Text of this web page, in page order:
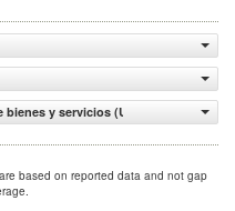
bienes y servicios (US$ a precios
based on reported data and not gap